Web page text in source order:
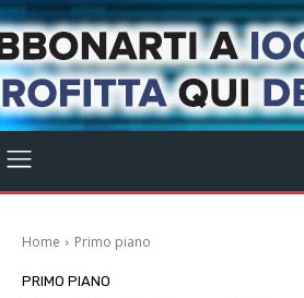
Home Primo piano
PRIMO PIANO